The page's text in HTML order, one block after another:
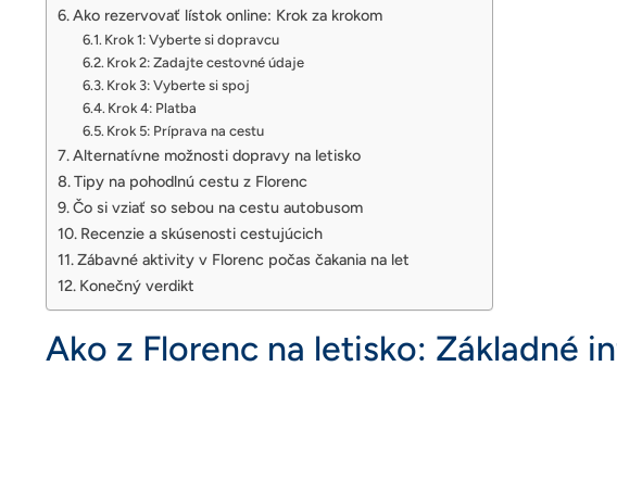
Ako rezervovať lístok online: Krok za krokom
Krok 1: Vyberte si dopravcu
Krok 2: Zadajte cestovné údaje
Krok 3: Vyberte si spoj
Krok 4: Platba
Krok 5: Príprava na cestu
Alternatívne možnosti dopravy na letisko
Tipy na pohodlnú cestu z Florenc
Čo si vziať so sebou na cestu autobusom
Recenzie a skúsenosti cestujúcich
Zábavné aktivity v Florenc počas čakania na let
Konečný verdikt
Ako z Florenc na letisko: Základné